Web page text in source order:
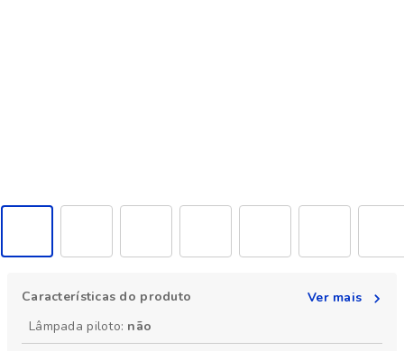
Características do produto Ver mais
Lâmpada piloto do produto não
Lâmpada piloto: não